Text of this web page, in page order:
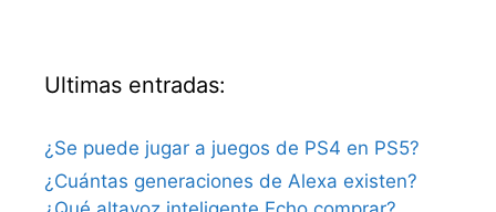
Ultimas entradas:
¿Se puede jugar a juegos de PS4 en PS5?
¿Cuántas generaciones de Alexa existen?